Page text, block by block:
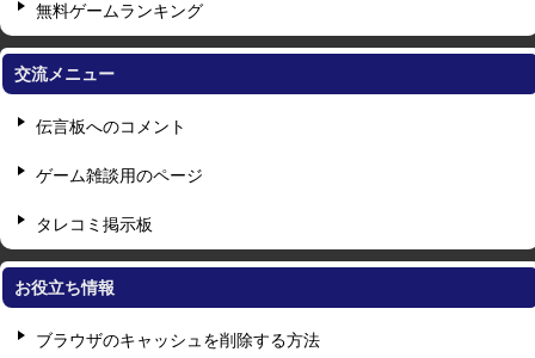
無料ゲームランキング
交流メニュー
伝言板へのコメント
ゲーム雑談用のページ
タレコミ掲示板
お役立ち情報
ブラウザのキャッシュを削除する方法